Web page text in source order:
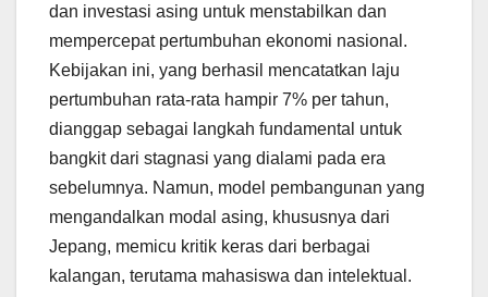
dan investasi asing untuk menstabilkan dan
mempercepat pertumbuhan ekonomi nasional.
Kebijakan ini, yang berhasil mencatatkan laju
pertumbuhan rata-rata hampir 7% per tahun,
dianggap sebagai langkah fundamental untuk
bangkit dari stagnasi yang dialami pada era
sebelumnya. Namun, model pembangunan yang
mengandalkan modal asing, khususnya dari
Jepang, memicu kritik keras dari berbagai
kalangan, terutama mahasiswa dan intelektual.